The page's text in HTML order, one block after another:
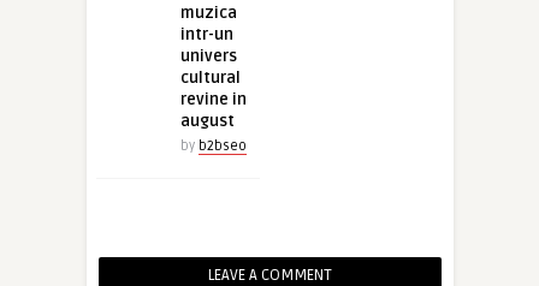
muzica
intr-un
univers
cultural
revine in
august
by b2bseo
LEAVE A COMMENT